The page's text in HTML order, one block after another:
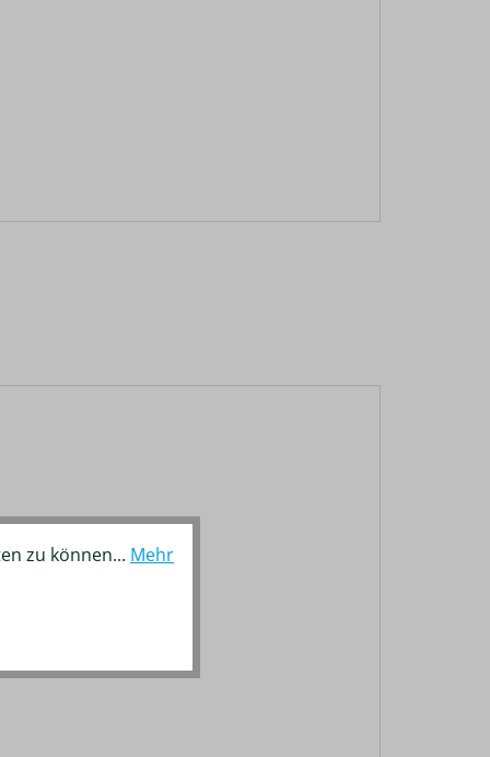
zu können... Mehr